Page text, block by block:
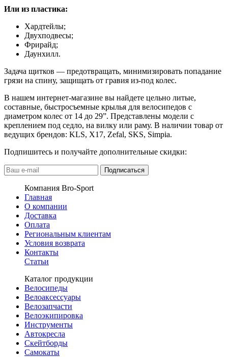
Или из пластика:
Хардтейлы;
Двухподвесы;
Фрирайд;
Даунхилл.
Задача щитков — предотвращать, минимизировать попадание
грязи на спину, защищать от гравия из-под колес.
В нашем интернет-магазине вы найдете цельно литые,
составные, быстросъемные крылья для велосипедов с
диаметром колес от 14 до 29”. Представлены модели с
креплением под седло, на вилку или раму. В наличии товар от
ведущих брендов: KLS, X17, Zefal, SKS, Simpia.
Подпишитесь и получайте дополнительные скидки:
Подписаться
Компания Bro-Sport
Главная
О компании
Доставка
Оплата
Региональным клиентам
Условия возврата
Контакты
Статьи
Каталог продукции
Велосипеды
Велоаксессуары
Велозапчасти
Велоэкипировка
Инструменты
Автокресла
Скейтборды
Самокаты